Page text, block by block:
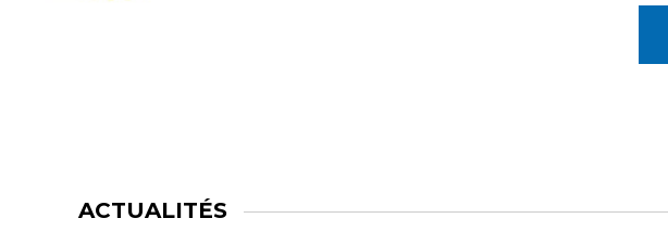
ACTUALITÉS